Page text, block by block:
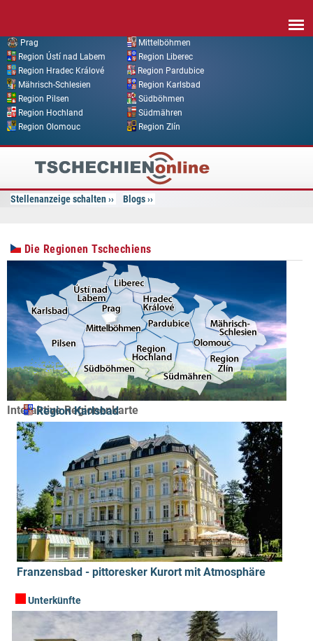
Prag
Mittelböhmen
Region Ústí nad Labem
Region Liberec
Region Hradec Králové
Region Pardubice
Mährisch-Schlesien
Region Karlsbad
Region Pilsen
Südböhmen
Region Hochland
Südmähren
Region Olomouc
Region Zlín
Tschechien
Online
Stellenanzeige schalten Blogs
Die Regionen Tschechiens
Interaktive Regionenkarte
Region Karlsbad
Franzensbad - pittoresker Kurort mit Atmosphäre
Unterkünfte